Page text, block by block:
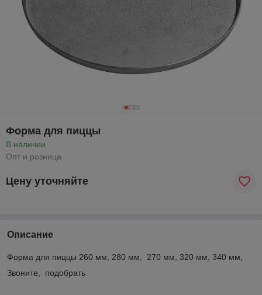
Форма для пиццы
В наличии
Опт и розница
Цену уточняйте
Описание
Форма для пиццы 260 мм, 280 мм, 270 мм, 320 мм, 340 мм,
Звоните, подобрать